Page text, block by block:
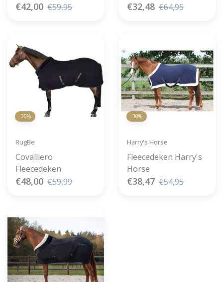
€42,00 €59,95 €32,48 €64,95
-20%
RugBe
Covalliero
Fleecedeken
€48,00 €59,99
-30%
Harry's Horse
Fleecedeken Harry's
Horse
€38,47 €54,95